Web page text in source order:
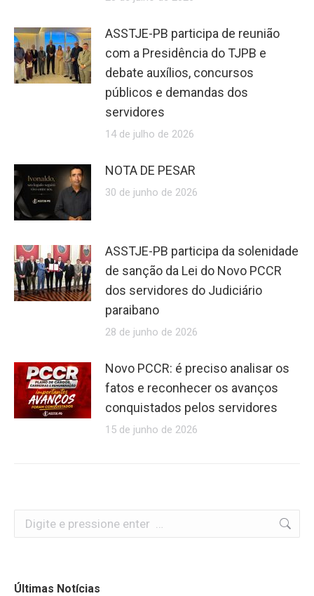
ASSTJE-PB participa de reunião
com a Presidência do TJPB e
debate auxílios, concursos
públicos e demandas dos
servidores
14 de julho de 2026
NOTA DE PESAR
30 de junho de 2026
ASSTJE-PB participa da solenidade
de sanção da Lei do Novo PCCR
dos servidores do Judiciário
paraibano
28 de junho de 2026
Novo PCCR: é preciso analisar os
fatos e reconhecer os avanços
conquistados pelos servidores
15 de junho de 2026
Search:
Últimas Notícias